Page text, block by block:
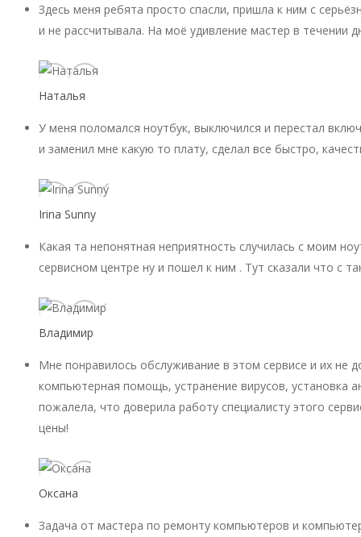
Здесь меня ребята просто спасли, пришла к ним с
и не рассчитывала. На моё удивление мастер в течении
Наталья
У меня поломался ноутбук, выключился и перестал
и заменил мне какую то плату, сделал все быстро,
Irina Sunny
Какая та непонятная неприятность случилась с моим
сервисном центре ну и пошел к ним . Тут сказали что с
Владимир
Мне понравилось обслуживание в этом сервисе и их не
компьютерная помощь, устранение вирусов, установка
пожалела, что доверила работу специалисту этого
цены!
Оксана
Задача от мастера по ремонту компьютеров и